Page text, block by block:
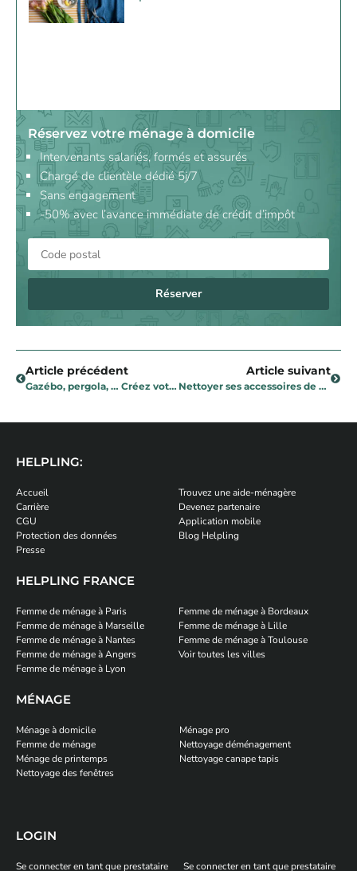
Réservez votre ménage à domicile
Intervenants salariés, formés et assurés
Chargé de clientèle dédié 5j/7
Sans engagement
-50% avec l’avance immédiate de crédit d’impôt
Réserver
Article précédent
Gazébo, pergola, … Créez votre salon de jardin !
Article suivant
Nettoyer ses accessoires de vacances : les bons gestes à adopter
HELPLING:
Accueil
Carrière
CGU
Protection des données
Presse
Trouvez une aide-ménagère
Devenez partenaire
Application mobile
Blog Helpling
HELPLING FRANCE
Femme de ménage à Paris
Femme de ménage à Marseille
Femme de ménage à Nantes
Femme de ménage à Angers
Femme de ménage à Lyon
Femme de ménage à Bordeaux
Femme de ménage à Lille
Femme de ménage à Toulouse
Voir toutes les villes
MÉNAGE
Ménage à domicile
Femme de ménage
Ménage de printemps
Nettoyage des fenêtres
Ménage pro
Nettoyage déménagement
Nettoyage canape tapis
LOGIN
Se connecter en tant que prestataire Se connecter en tant que prestataire